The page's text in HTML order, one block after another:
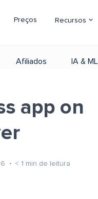
Preços Recursos
Afiliados IA & ML
app on
< 1 min de leitura